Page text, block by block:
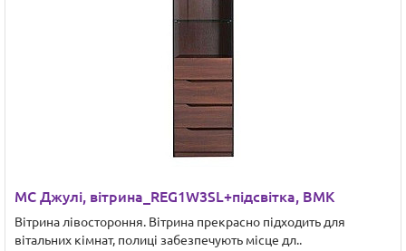
МС Джулі, вітрина_REG1W3SL+підсвітка, ВМК
Вітрина лівостороння. Вітрина прекрасно підходить для
вітальних кімнат, полиці забезпечують місце дл..